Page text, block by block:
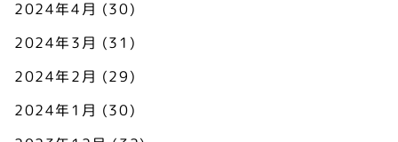
2024年4月 (30)
2024年3月 (31)
2024年2月 (29)
2024年1月 (30)